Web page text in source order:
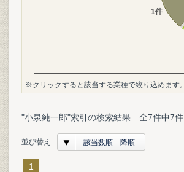
※クリックすると該当する業種で絞り込めます。
"小泉純一郎"索引の検索結果 全7件中7
並び替え 該当数順 降順
1